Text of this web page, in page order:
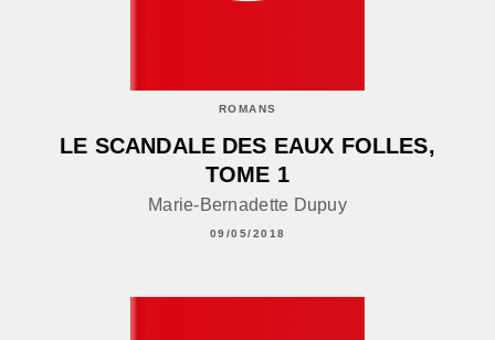
ROMANS
LE SCANDALE DES EAUX FOLLES,
TOME 1
Marie-Bernadette Dupuy
09/05/2018